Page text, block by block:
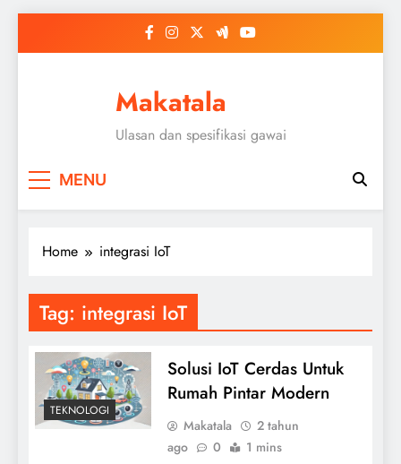
Makatala
Ulasan dan spesifikasi gawai
MENU
Home integrasi IoT
Tag: integrasi IoT
TEKNOLOGI
Solusi IoT Cerdas Untuk
Rumah Pintar Modern
Makatala
2 tahun
ago
0 1 mins